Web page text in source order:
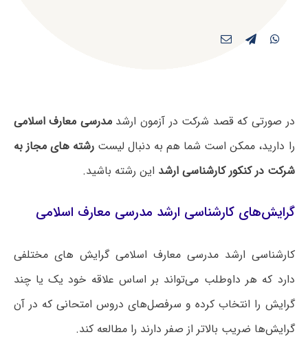
در صورتی که قصد شرکت در آزمون ارشدمدرسی معارف اسلامی
را دارید، ممکن است شما هم به دنبال لیسترشته های مجاز به
شرکت در کنکور کارشناسی ارشد این رشته باشید.
گرایش‌های کارشناسی ارشد مدرسی معارف اسلامی
کارشناسی ارشد مدرسی معارف اسلامی گرایش های مختلفی
دارد که هر داوطلب می‌تواند بر اساس علاقه خود یک یا چند
گرایش را انتخاب کرده و سرفصل‌های دروس امتحانی که در آن
گرایش‌ها ضریب بالاتر از صفر دارند را مطالعه کند.